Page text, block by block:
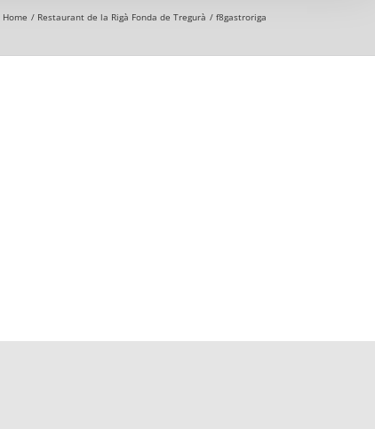
Home Restaurant de la Rigà Fonda de Tregurà f8gastroriga